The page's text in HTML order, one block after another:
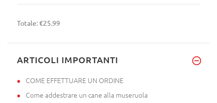
Totale:€25.99
ARTICOLI IMPORTANTI
COME EFFETTUARE UN ORDINE
Come addestrare un cane alla museruola